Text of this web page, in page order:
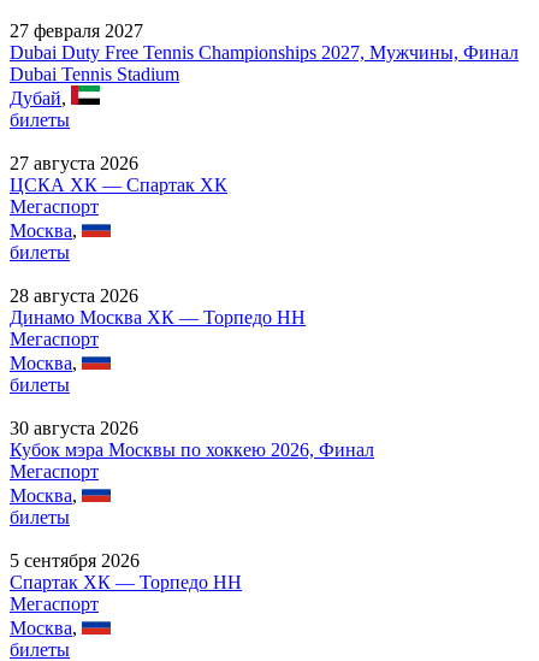
27 февраля 2027
Dubai Duty Free Tennis Championships 2027, Мужчины, Финал
Dubai Tennis Stadium
Дубай,
билеты
27 августа 2026
ЦСКА ХК — Спартак ХК
Мегаспорт
Москва,
билеты
28 августа 2026
Динамо Москва ХК — Торпедо НН
Мегаспорт
Москва,
билеты
30 августа 2026
Кубок мэра Москвы по хоккею 2026, Финал
Мегаспорт
Москва,
билеты
5 сентября 2026
Спартак ХК — Торпедо НН
Мегаспорт
Москва,
билеты